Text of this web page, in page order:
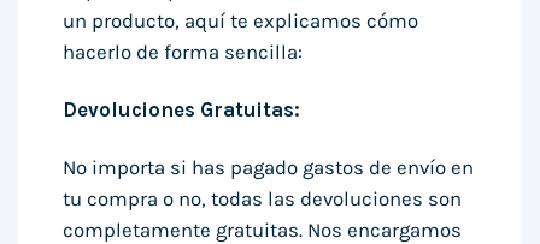
un producto, aquí te explicamos cómo
hacerlo de forma sencilla:
Devoluciones Gratuitas:
No importa si has pagado gastos de envío en
tu compra o no, todas las devoluciones son
completamente gratuitas. Nos encargamos